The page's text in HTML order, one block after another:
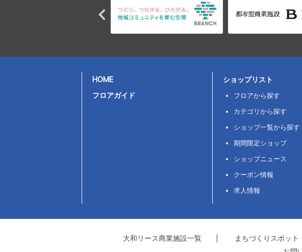
HOME
フロアガイド
ショップリスト
フロアから探す
カテゴリから探す
ショップ一覧から探す
期間限定ショップ
ショップニュース
クーポン情報
求人情報
大和リース商業施設一覧 まちづくりスポット